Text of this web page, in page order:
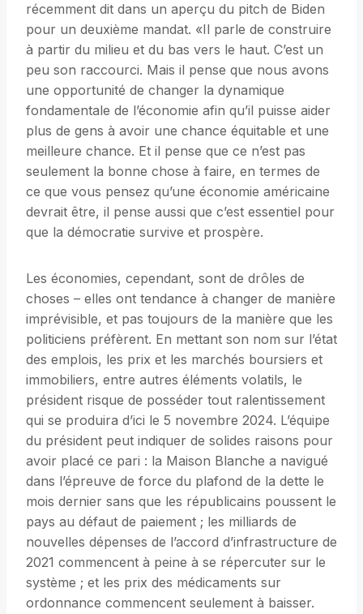
récemment dit dans un aperçu du pitch de Biden
pour un deuxième mandat. «Il parle de construire
à partir du milieu et du bas vers le haut. C’est un
peu son raccourci. Mais il pense que nous avons
une opportunité de changer la dynamique
fondamentale de l’économie afin qu’il puisse aider
plus de gens à avoir une chance équitable et une
meilleure chance. Et il pense que ce n’est pas
seulement la bonne chose à faire, en termes de
ce que vous pensez qu’une économie américaine
devrait être, il pense aussi que c’est essentiel pour
que la démocratie survive et prospère.
Les économies, cependant, sont de drôles de
choses – elles ont tendance à changer de manière
imprévisible, et pas toujours de la manière que les
politiciens préfèrent. En mettant son nom sur l’état
des emplois, les prix et les marchés boursiers et
immobiliers, entre autres éléments volatils, le
président risque de posséder tout ralentissement
qui se produira d’ici le 5 novembre 2024. L’équipe
du président peut indiquer de solides raisons pour
avoir placé ce pari : la Maison Blanche a navigué
dans l’épreuve de force du plafond de la dette le
mois dernier sans que les républicains poussent le
pays au défaut de paiement ; les milliards de
nouvelles dépenses de l’accord d’infrastructure de
2021 commencent à peine à se répercuter sur le
système ; et les prix des médicaments sur
ordonnance commencent seulement à baisser.